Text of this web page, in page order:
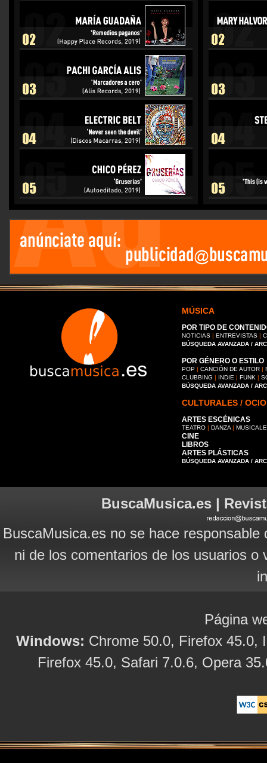
MÚSICA
POR TIPO DE
NOTICIAS | ENTREVISTAS |
BÚSQUEDA AVANZADA /
POR GÉNERO O ESTILO
POP | CANCIÓN DE AUTOR |
CLUBBING | INDIE | FUNK |
BÚSQUEDA AVANZADA /
CULTURALES / OCIO
ARTES ESCÉNICAS
TEATRO | DANZA |
CINE
LIBROS
ARTES PLÁSTICAS
BÚSQUEDA AVANZADA /
BuscaMusica.es |
BuscaMusica.es no se hace
ni de los comentarios de los usuarios
Página
Windows: Chrome 50.0, Firefox 45.0,
Firefox 45.0, Safari 7.0.6, Opera